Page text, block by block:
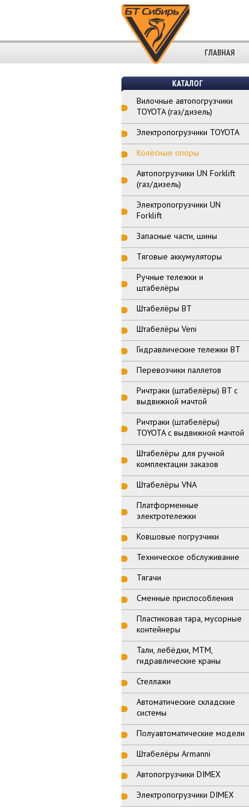
ГЛАВНАЯ
КАТАЛОГ
Вилочные автопогрузчики
TOYOTA (газ/дизель)
Электропогрузчики TOYOTA
Колёсные опоры
Автопогрузчики UN Forklift
(газ/дизель)
Электропогрузчики UN
Forklift
Запасные части, шины
Тяговые аккумуляторы
Ручные тележки и
штабелёры
Штабелёры BT
Штабелёры Veni
Гидравлические тележки BT
Перевозчики паллетов
Ричтраки (штабелёры) BT с
выдвижной мачтой
Ричтраки (штабелёры)
TOYOTA с выдвижной мачтой
Штабелёры для ручной
комплектации заказов
Штабелёры VNA
Платформенные
электротележки
Ковшовые погрузчики
Техническое обслуживание
Тягачи
Сменные приспособления
Пластиковая тара, мусорные
контейнеры
Тали, лебёдки, МТМ,
гидравлические краны
Стеллажи
Автоматические складские
системы
Полуавтоматические модели
Штабелёры Armanni
Автопогрузчики DIMEX
Электропогрузчики DIMEX